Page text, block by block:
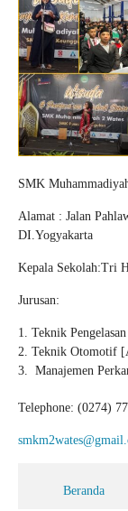
SMK
Alamat : Jalan
DI.Yogyakarta
Kepala Sekolah:Tri
Jurusan:
Teknik
Teknik Otomotif
Manajemen
Telephone: (0274)
Beranda